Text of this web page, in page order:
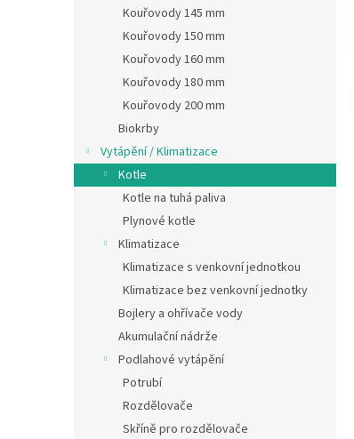
Kouřovody 145 mm
Kouřovody 150 mm
Kouřovody 160 mm
Kouřovody 180 mm
Kouřovody 200 mm
Biokrby
Vytápění / Klimatizace
Kotle
Kotle na tuhá paliva
Plynové kotle
Klimatizace
Klimatizace s venkovní jednotkou
Klimatizace bez venkovní jednotky
Bojlery a ohřívače vody
Akumulační nádrže
Podlahové vytápění
Potrubí
Rozdělovače
Skříně pro rozdělovače